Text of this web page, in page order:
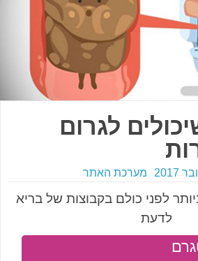
לגרום
מערכת האתר
לפני כולם בקבוצות של בריא
לדעת